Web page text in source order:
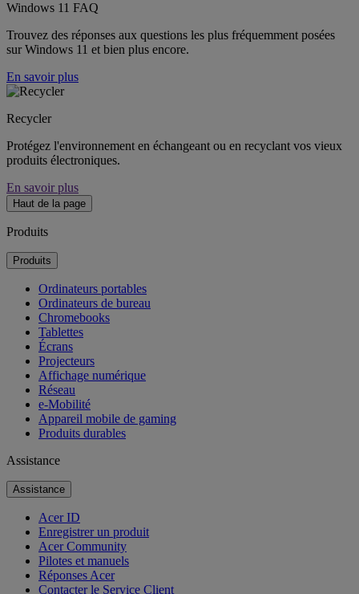
Windows 11 FAQ
Trouvez des réponses aux questions les plus fréquemment posées
sur Windows 11 et bien plus encore.
En savoir plus
Recycler
Protégez l'environnement en échangeant ou en recyclant vos vieux
produits électroniques.
En savoir plus
Haut de la page
Produits
Produits
Ordinateurs portables
Ordinateurs de bureau
Chromebooks
Tablettes
Écrans
Projecteurs
Affichage numérique
Réseau
e-Mobilité
Appareil mobile de gaming
Produits durables
Assistance
Assistance
Acer ID
Enregistrer un produit
Acer Community
Pilotes et manuels
Réponses Acer
Contacter le Service Client